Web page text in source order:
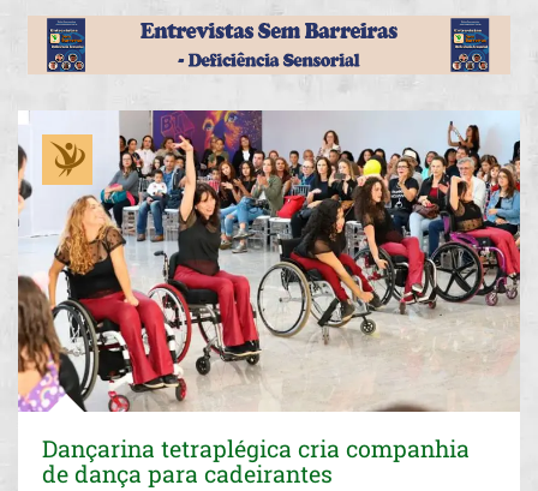
Dançarina tetraplégica cria companhia
de dança para cadeirantes